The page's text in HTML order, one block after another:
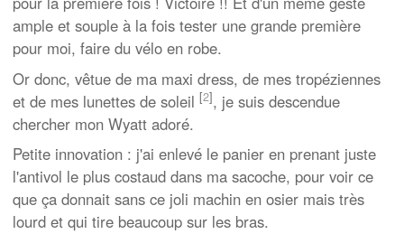
ample et souple à la fois tester une grande première
pour moi, faire du vélo en robe.
Or donc, vêtue de ma maxi dress, de mes tropéziennes
et de mes lunettes de soleil [2], je suis descendue
chercher mon Wyatt adoré.
Petite innovation : j'ai enlevé le panier en prenant juste
l'antivol le plus costaud dans ma sacoche, pour voir ce
que ça donnait sans ce joli machin en osier mais très
lourd et qui tire beaucoup sur les bras.